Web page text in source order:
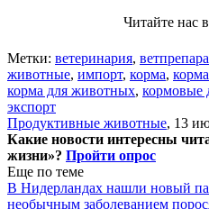
Читайте нас в
Метки: ветеринария,
животные, импорт, корма,
корма для животных, кормовые
экспорт
Продуктивные животные, 13
Какие новости интересны
жизни»? Пройти опрос
Еще по теме
В Нидерландах нашли новый
необычным заболеванием